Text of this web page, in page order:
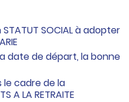
SOCIAL à adopter
date de départ, la bonne
cadre de la
A LA RETRAITE